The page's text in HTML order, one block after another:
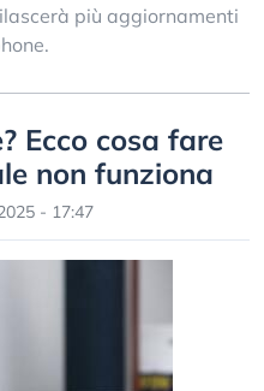
più aggiornamenti
Ecco cosa fare
non funziona
- 17:47